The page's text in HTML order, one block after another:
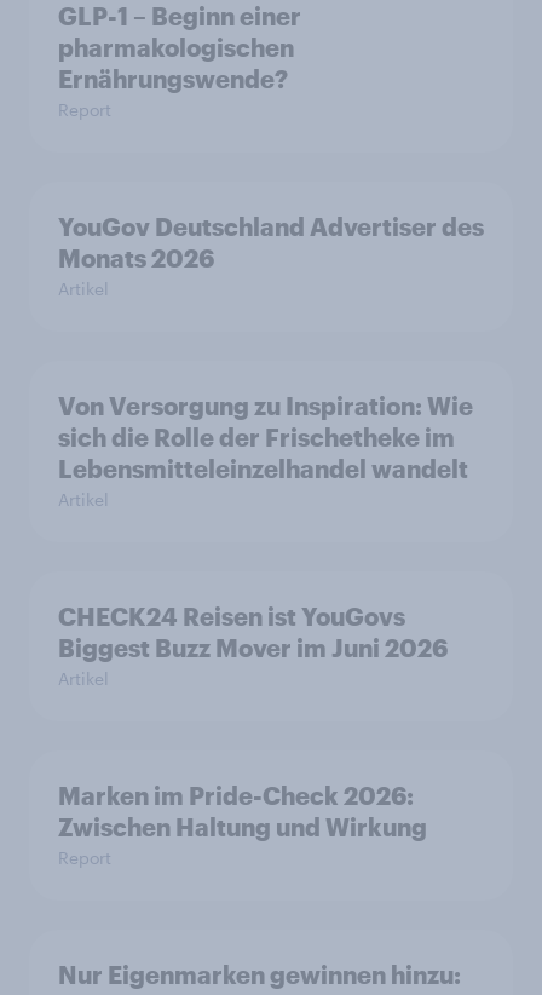
GLP-1 – Beginn einer
pharmakologischen
Ernährungswende?
Report
YouGov Deutschland Advertiser des
Monats 2026
Artikel
Von Versorgung zu Inspiration: Wie
sich die Rolle der Frischetheke im
Lebensmitteleinzelhandel wandelt
Artikel
CHECK24 Reisen ist YouGovs
Biggest Buzz Mover im Juni 2026
Artikel
Marken im Pride-Check 2026:
Zwischen Haltung und Wirkung
Report
Nur Eigenmarken gewinnen hinzu: